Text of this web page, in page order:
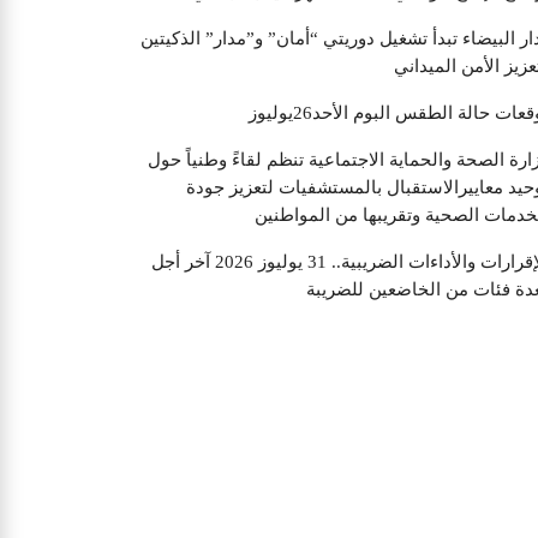
البيضاء تبدأ تشغيل دوريتي “أمان” و”مدار” الذكيتين
الأمن الميداني
حالة الطقس البوم الأحد26يوليوز
الصحة والحماية الاجتماعية تنظم لقاءً وطنياً حول
معاييرالاستقبال بالمستشفيات لتعزيز جودة
الصحية وتقريبها من المواطنين
الإقرارات والأداءات الضريبية.. 31 يوليوز 2026 آخر أجل
فئات من الخاضعين للضريبة